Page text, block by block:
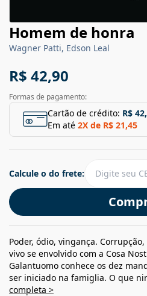
Homem de honra
Wagner Patti, Edson Leal
R$ 42,90
Formas de pagamento:
Cartão de crédito: R$
Em até 2X de R$ 21,45
Calcule o do frete:
Poder, ódio, vingança.
vivo se envolvido com a Cosa
Galantuomo conhece os dez
ser iniciado na famiglia. O que
completa >